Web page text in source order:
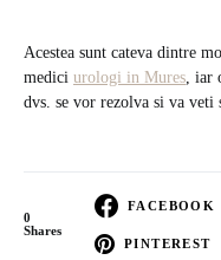
Acestea sunt cateva dintre
medici urologi in Mures, iar
dvs. se vor rezolva si va
0
Shares
FACEBOOK
PINTEREST